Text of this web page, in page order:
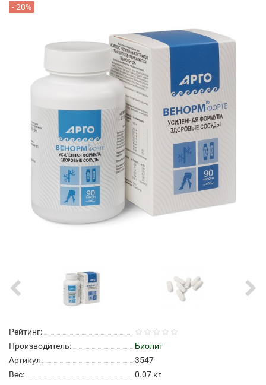
- 20%
Рейтинг:
Производитель:
Биолит
Артикул:
3547
Вес:
0.07 кг